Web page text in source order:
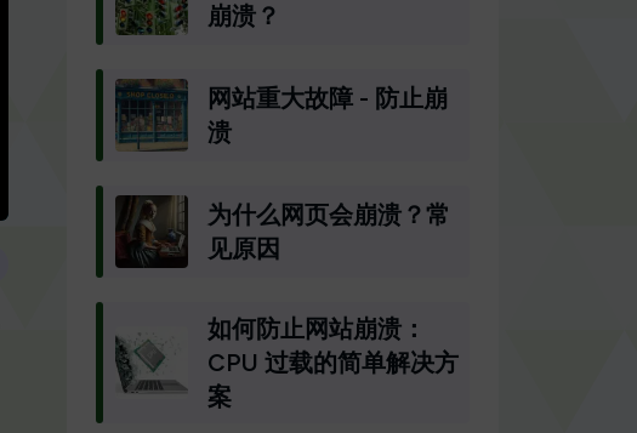
崩溃？
网站重大故障 - 防止崩
溃
为什么网页会崩溃？常
见原因
如何防止网站崩溃：
CPU 过载的简单解决方
案